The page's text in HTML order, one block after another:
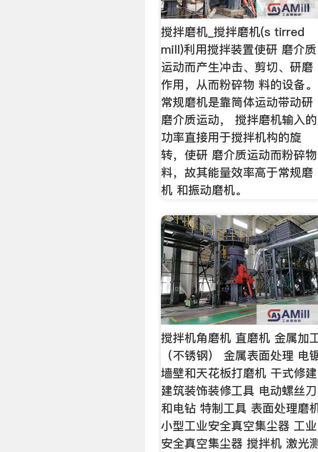
搅拌磨机_搅拌磨机(s tirred
mill)利用搅拌装置使研 磨介质
运动而产生冲击、剪切、研磨
作用，从而粉碎物 料的设备。
常规磨机是靠筒体运动带动研
磨介质运动， 搅拌磨机输入的
功率直接用于搅拌机构的旋
转，使研 磨介质运动而粉碎物
料，故其能量效率高于常规磨
机 和振动磨机。
搅拌机角磨机 直磨机 金属加
（不锈钢） 金属表面处理 电
墙壁和天花板打磨机 干式修建
建筑装饰装修工具 电动螺丝刀
和电钻 特制工具 表面处理磨
小型工业安全真空集尘器 工业
安全真空集尘器 搅拌机 激光